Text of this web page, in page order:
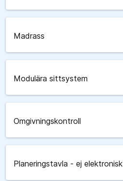
Madrass
Modulära sittsystem
Omgivningskontroll
Planeringstavla - ej elektronisk